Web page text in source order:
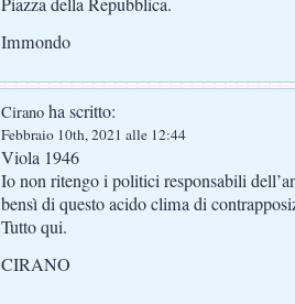
Immondo
Cirano ha scritto:
Febbraio 10th, 2021 alle 12:44
Viola 1946
Io non ritengo i politici responsabili
bensì di questo acido clima di
Tutto qui.
CIRANO